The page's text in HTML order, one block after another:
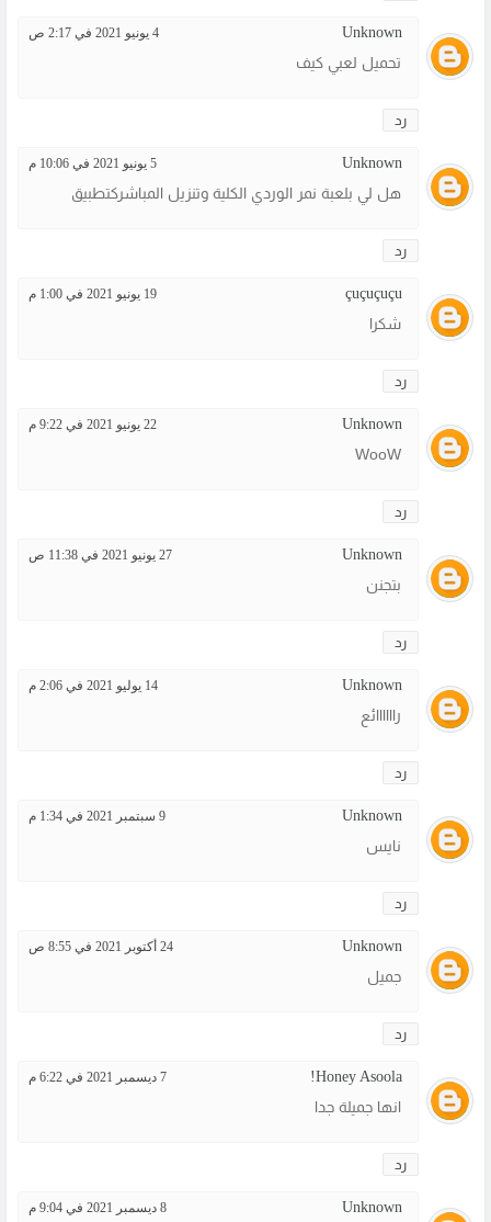
Unknown 4 يونيو 2021 في 2:17 ص
تحميل لعبي كيف
رد
Unknown 5 يونيو 2021 في 10:06 م
هل لي بلعبة نمر الوردي الكلية وتنزيل المباشركتطبيق
رد
çuçuçuçu 19 يونيو 2021 في 1:00 م
شكرا
رد
Unknown 22 يونيو 2021 في 9:22 م
WooW
رد
Unknown 27 يونيو 2021 في 11:38 ص
بتجنن
رد
Unknown 14 يوليو 2021 في 2:06 م
راااااائع
رد
Unknown 9 سبتمبر 2021 في 1:34 م
نايس
رد
Unknown 24 أكتوبر 2021 في 8:55 ص
جميل
رد
Honey Asoola! 7 ديسمبر 2021 في 6:22 م
انها جميلة جدا
رد
Unknown 8 ديسمبر 2021 في 9:04 م